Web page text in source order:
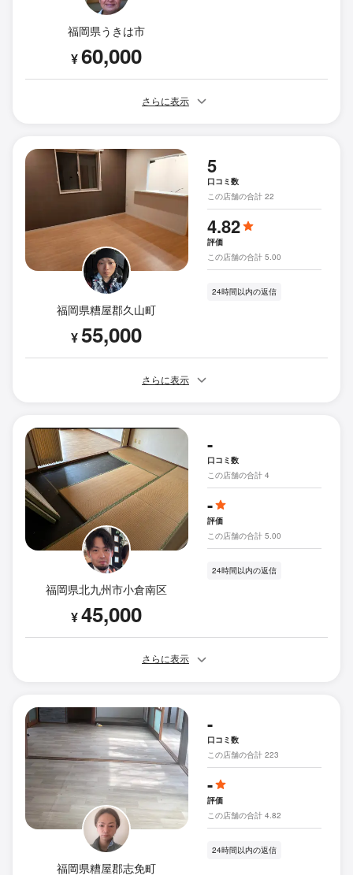
福岡県うきは市
¥60,000
さらに表示
福岡県糟屋郡久山町
¥55,000
5
口コミ数
この店舗の合計 22
4.82
評価
この店舗の合計 5.00
24時間以内の返信
さらに表示
福岡県北九州市小倉南区
¥45,000
-
口コミ数
この店舗の合計 4
-
評価
この店舗の合計 5.00
24時間以内の返信
さらに表示
福岡県糟屋郡志免町
-
口コミ数
この店舗の合計 223
-
評価
この店舗の合計 4.82
24時間以内の返信